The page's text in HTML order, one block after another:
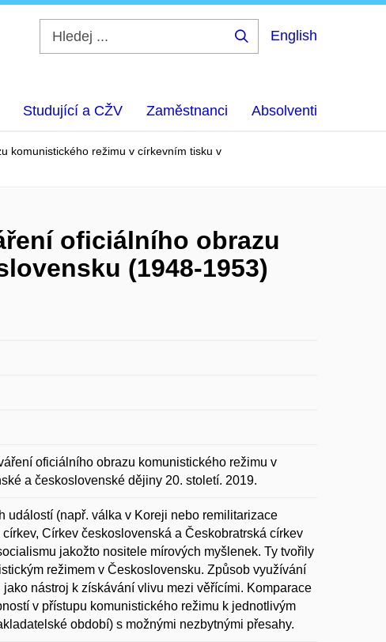
English
Studující a CŽV Zaměstnanci Absolventi
komunistického režimu v církevním tisku v
oficiálního obrazu
(1948-1953)
oficiálního obrazu komunistického režimu v
a československé dějiny 20. století. 2019.
událostí (např. válka v Koreji nebo remilitarizace
Církev československá a Českobratrská církev
jakožto nositele mírových myšlenek. Ty tvořily
režimem v Československu. Způsob využívání
nástroj k získávání vlivu mezi věřícími. Komparace
v přístupu komunistického režimu k jednotlivým
období) s možnými nezbytnými přesahy.